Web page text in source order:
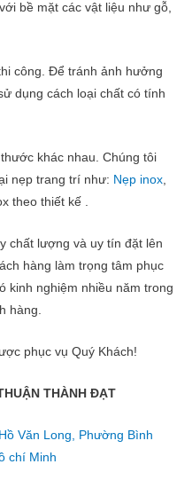
bề mặt các vật liệu như gỗ,
công. Để tránh ảnh hưởng
dụng cách loại chất có tính
khác nhau. Chúng tôi
nẹp trang trí như: Nẹp inox,
theo thiết kế .
chất lượng và uy tín đặt lên
hàng làm trọng tâm phục
kinh nghiệm nhiều năm trong
hàng.
phục vụ Quý Khách!
THÀNH ĐẠT
Văn Long, Phường Bình
chí Minh